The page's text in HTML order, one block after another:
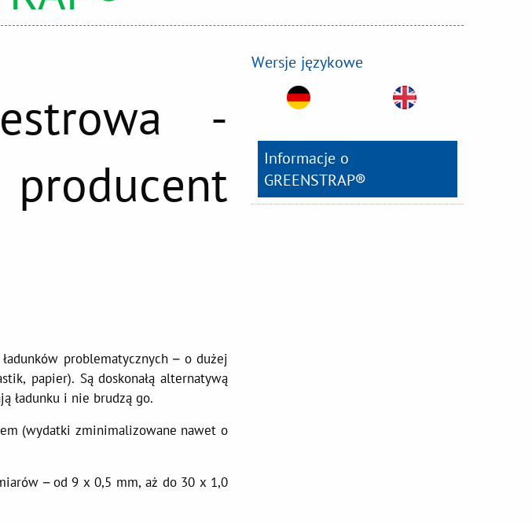
-
problematycznych – o dużej
papier). Są doskonałą alternatywą
ładunku i nie brudzą go.
(wydatki zminimalizowane nawet o
– od 9 x 0,5 mm, aż do 30 x 1,0
Wersje językowe
Informacje o
GREENSTRAP®